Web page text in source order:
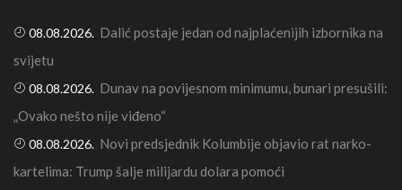
08.08.2026. Dalić postaje jedan od najplaćenijih izbornika na
svijetu
08.08.2026. Dunav na povijesnom minimumu, bunari presušili:
„Ovako nešto nije viđeno“
08.08.2026. Novi predsjednik Kolumbije objavio rat narko-
kartelima: Trump šalje milijardu dolara pomoći